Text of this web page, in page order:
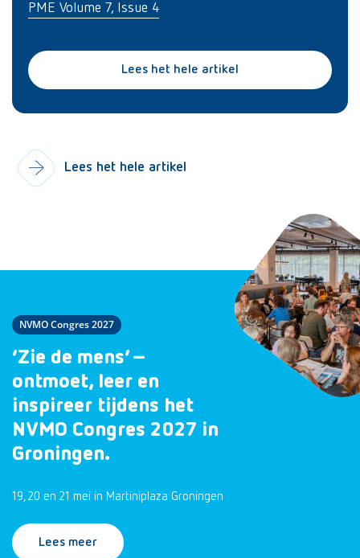
PME Volume 7, Issue 4
Lees het hele artikel
Lees het hele artikel
NVMO Congres 2027
‘Zie de mens’ –
ontmoet, leer en
inspireer tijdens het
NVMO Congres 2027 in
Groningen.
19, 20 en 21 mei in Martiniplaza Groningen
Lees meer